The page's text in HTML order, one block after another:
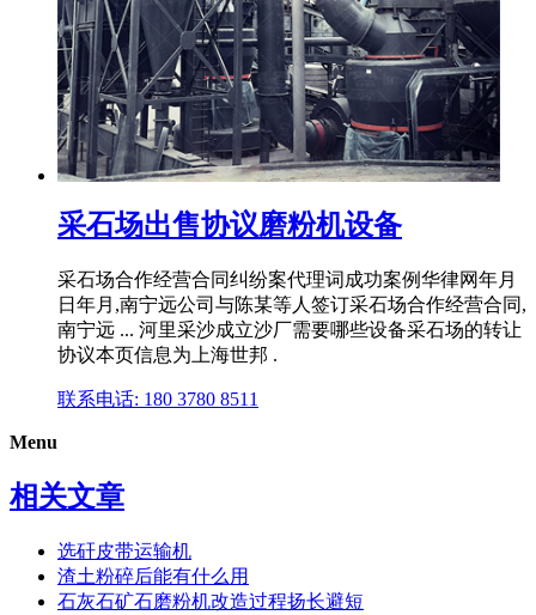
采石场出售协议磨粉机设备
采石场合作经营合同纠纷案代理词成功案例华律网年月
日年月,南宁远公司与陈某等人签订采石场合作经营合同,
南宁远 ... 河里采沙成立沙厂需要哪些设备采石场的转让
协议本页信息为上海世邦 .
联系电话: 180 3780 8511
Menu
相关文章
选矸皮带运输机
渣土粉碎后能有什么用
石灰石矿石磨粉机改造过程扬长避短